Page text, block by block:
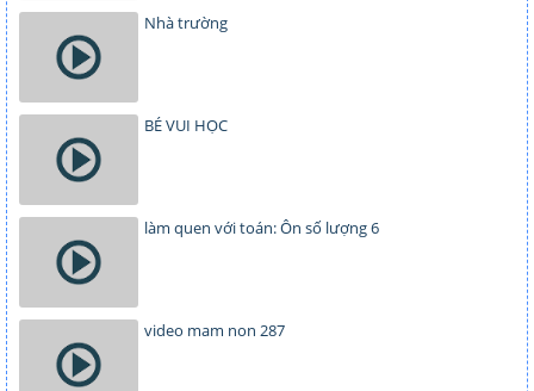
Nhà trường
BÉ VUI HỌC
làm quen với toán: Ôn số lượng 6
video mam non 287